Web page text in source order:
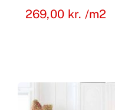
269,00 kr. /m2